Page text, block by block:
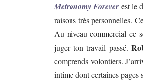
Metronomy Forever est le
raisons très personnelles.
Au niveau commercial ce
juger ton travail passé.
comprends volontiers.
intime dont certaines pages